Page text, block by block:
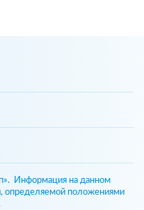
Информация на данном
определяемой положениями